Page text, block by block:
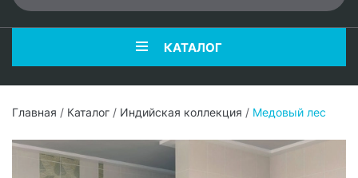
КАТАЛОГ
Главная / Каталог / Индийская коллекция / Медовый лес